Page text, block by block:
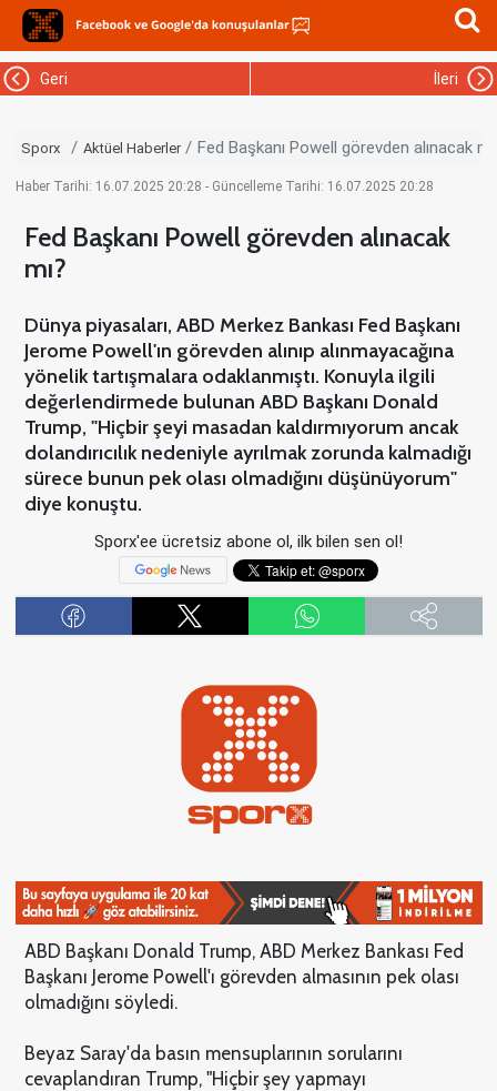
Geri İleri
Sporx Aktüel Haberler Fed Başkanı Powell görevden alınacak
Haber Tarihi: 16.07.2025 20:28 - Güncelleme Tarihi: 16.07.2025 20:28
Fed Başkanı Powell görevden alınacak
mı?
Dünya piyasaları, ABD Merkez Bankası Fed Başkanı
Jerome Powell'ın görevden alınıp alınmayacağına
yönelik tartışmalara odaklanmıştı. Konuyla ilgili
değerlendirmede bulunan ABD Başkanı Donald
Trump, "Hiçbir şeyi masadan kaldırmıyorum ancak
dolandırıcılık nedeniyle ayrılmak zorunda kalmadığı
sürece bunun pek olası olmadığını düşünüyorum"
diye konuştu.
Sporx'ee ücretsiz abone ol, ilk bilen sen ol!
ABD Başkanı Donald Trump, ABD Merkez Bankası Fed
Başkanı Jerome Powell'ı görevden almasının pek olası
olmadığını söyledi.
Beyaz Saray'da basın mensuplarının sorularını
cevaplandıran Trump, "Hiçbir şey yapmayı